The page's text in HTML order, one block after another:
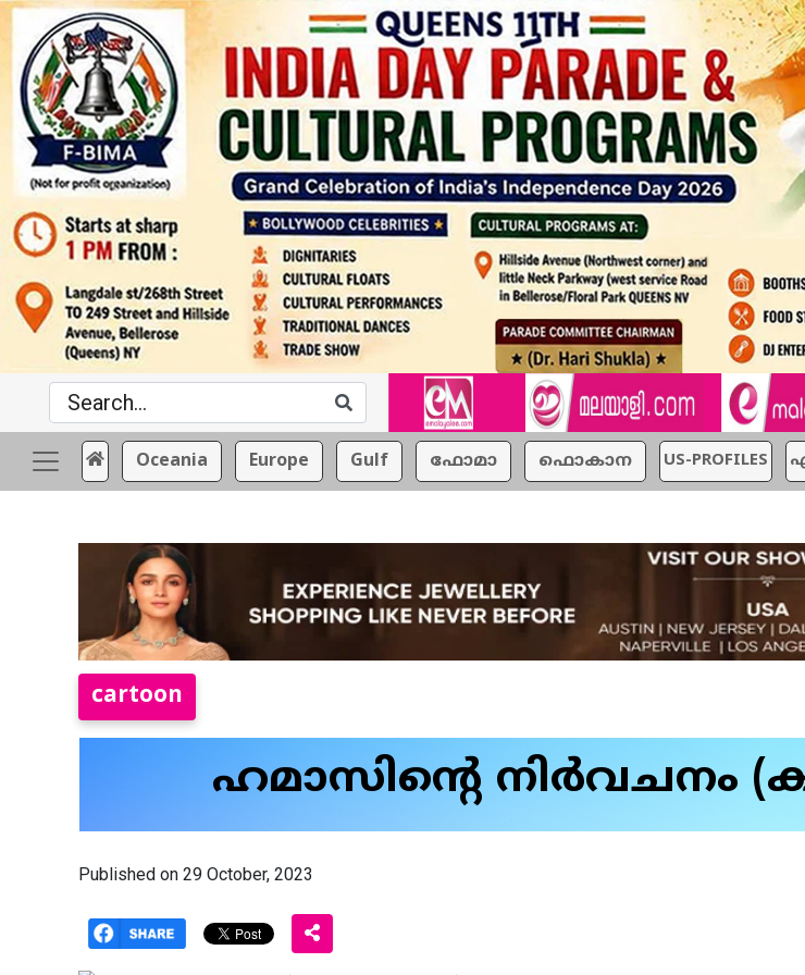
Oceania Europe Gulf ഫോമാ ഫൊകാന US-PROFILES
cartoon
ഹമാസിന്റെ നിര്‍വചനം
Published on 29 October, 2023